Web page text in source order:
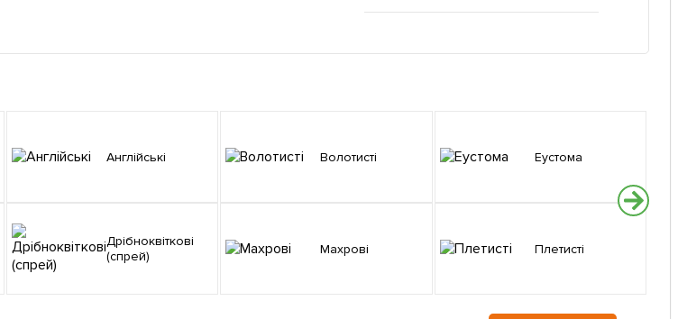
Англійські
Дрібноквіткові
(спрей)
Волотисті
Махрові
Еустома
Плетисті